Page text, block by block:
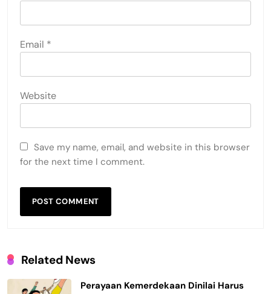
Email *
Website
Save my name, email, and website in this browser
for the next time I comment.
Related News
Perayaan Kemerdekaan Dinilai Harus